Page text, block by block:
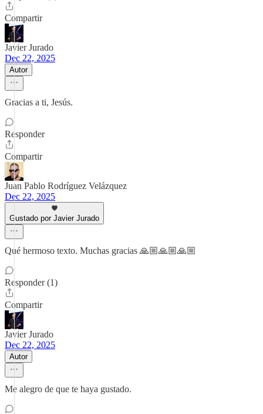
Compartir
Javier Jurado
Dec 22, 2025
Autor
Gracias a ti, Jesús.
Responder
Compartir
Juan Pablo Rodríguez Velázquez
Dec 22, 2025
Gustado por Javier Jurado
Qué hermoso texto. Muchas gracias 🙏🏼🙏🏼🙏🏼
Responder (1)
Compartir
Javier Jurado
Dec 22, 2025
Autor
Me alegro de que te haya gustado.